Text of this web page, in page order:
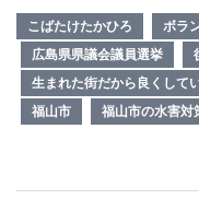
こばたけたかひろ ボラ
広島県県議会議員選挙
生まれた街だから良くして
福山市
福山市の水害対